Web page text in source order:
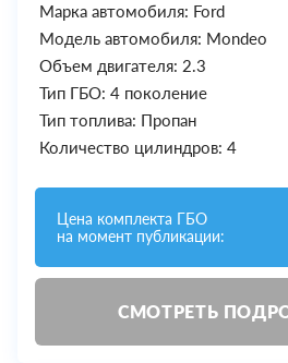
Марка автомобиля: Ford
Модель автомобиля: Mondeo
Объем двигателя: 2.3
Тип ГБО: 4 поколение
Тип топлива: Пропан
Количество цилиндров: 4
Цена комплекта ГБО
на момент публикации:
СМОТРЕТЬ